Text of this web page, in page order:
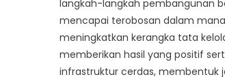
langkah-langkah pembangunan
mencapai terobosan dalam
meningkatkan kerangka tata
memberikan hasil yang positif
infrastruktur cerdas, membentuk